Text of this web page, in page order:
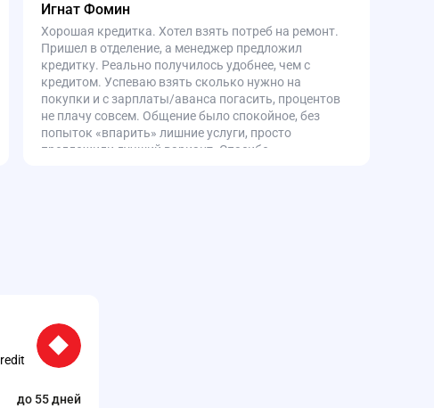
Игнат Фомин
Хорошая кредитка. Хотел взять потреб на ремонт.
Пришел в отделение, а менеджер предложил
кредитку. Реально получилось удобнее, чем с
кредитом. Успеваю взять сколько нужно на
покупки и с зарплаты/аванса погасить, процентов
не плачу совсем. Общение было спокойное, без
попыток «впарить» лишние услуги, просто
предложили лучший вариант. Спасибо
до 55 дней